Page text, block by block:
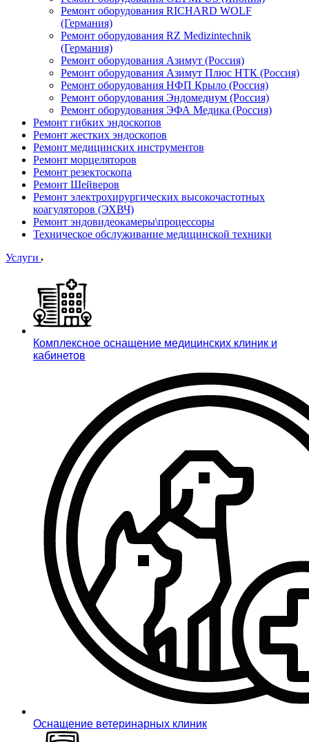
Ремонт оборудования RICHARD WOLF
(Германия)
Ремонт оборудования RZ Medizintechnik
(Германия)
Ремонт оборудования Азимут (Россия)
Ремонт оборудования Азимут Плюс НТК (Россия)
Ремонт оборудования НФП Крыло (Россия)
Ремонт оборудования Эндомедиум (Россия)
Ремонт оборудования ЭФА Медика (Россия)
Ремонт гибких эндоскопов
Ремонт жестких эндоскопов
Ремонт медицинских инструментов
Ремонт морцеляторов
Ремонт резектоскопа
Ремонт Шейверов
Ремонт электрохирургических высокочастотных
коагуляторов (ЭХВЧ)
Ремонт эндовидеокамеры\процессоры
Техническое обслуживание медицинской техники
Услуги
Комплексное оснащение медицинских клиник и
кабинетов
Оснащение ветеринарных клиник